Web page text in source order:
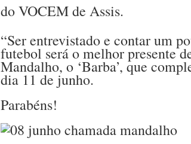
do VOCEM de Assis.
“Ser entrevistado e contar um
futebol será o melhor presente
Mandalho, o ‘Barba’, que
dia 11 de junho.
Parabéns!